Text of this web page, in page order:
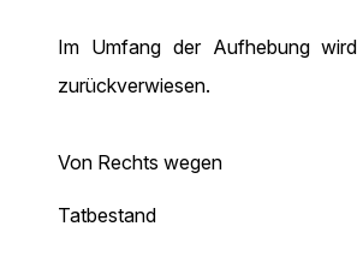
Im Umfang der Aufhebung
zurückverwiesen.
Von Rechts wegen
Tatbestand